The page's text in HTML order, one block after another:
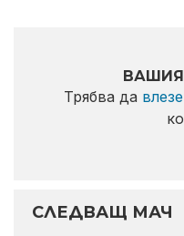
Трябва да
СЛЕДВАЩ МАЧ